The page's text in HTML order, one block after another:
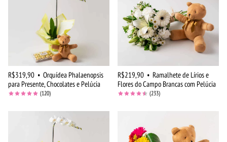
R$319,90 • Orquídea Phalaenopsis
para Presente, Chocolates e Pelúcia
(120)
R$219,90 • Ramalhete de Lírios e
Flores do Campo Brancas com Pelúcia
(233)